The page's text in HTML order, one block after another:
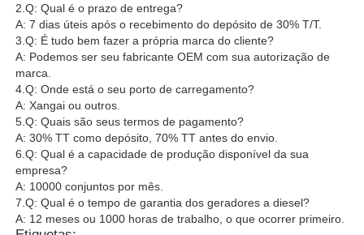
2.Q: Qual é o prazo de entrega?
A: 7 dias úteis após o recebimento do depósito de 30% T/T.
3.Q: É tudo bem fazer a própria marca do cliente?
A: Podemos ser seu fabricante OEM com sua autorização de
marca.
4.Q: Onde está o seu porto de carregamento?
A: Xangai ou outros.
5.Q: Quais são seus termos de pagamento?
A: 30% TT como depósito, 70% TT antes do envio.
6.Q: Qual é a capacidade de produção disponível da sua
empresa?
A: 10000 conjuntos por mês.
7.Q: Qual é o tempo de garantia dos geradores a diesel?
A: 12 meses ou 1000 horas de trabalho, o que ocorrer primeiro.